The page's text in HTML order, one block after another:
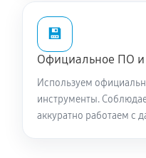
💾
Официальное ПО и
Используем
инструменты.
аккуратно работаем с